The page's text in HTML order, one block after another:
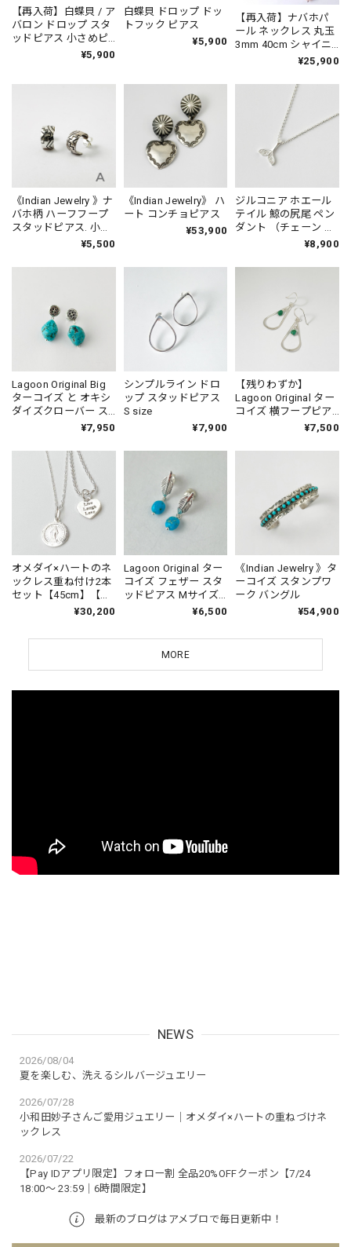
最新のブログはアメブロで毎日更新中！
NEWS
2026/08/04
夏を楽しむ、洗えるシルバージュエリー
2026/07/28
小和田妙子さんご愛用ジュエリー｜オメダイ×ハートの重ねづけネ
ックレス
2026/07/22
【Pay IDアプリ限定】フォロー割 全品20%OFFクーポン【7/24
18:00～ 23:59│6時間限定】
【再入荷】白蝶貝 / ア
バロン ドロップ スタ
ッドピアス 小さめピ
アス プチピアス¥5,900
白蝶貝 ドロップ ドッ
トフック ピアス
¥5,900
【再入荷】ナバホパ
ール ネックレス 丸玉
3mm 40cm シャイニ
ー《Indian Jewelry》
¥25,900
《Indian Jewelry 》ナ
バホ柄 ハーフフープ
スタッドピアス. 小さ
めピアス プチピアス
¥5,500
《Indian Jewelry》 ハ
ート コンチョピアス
¥53,900
ジルコニア ホエール
テイル 鯨の尻尾 ペン
ダント （チェーン オ
プション） 鯨 クジラ
¥8,900
Lagoon Original Big
ターコイズ と オキシ
ダイズクローバー ス
¥7,950
シンプルライン ドロ
ップ スタッドピアス
S size
¥7,900
【残りわずか】
Lagoon Original ター
コイズ 横フープピア
¥7,500
オメダイ×ハートのネ
ックレス重ね付け2本
セット【45cm】【リ
トルラグーン応援団
¥30,200
Lagoon Original ター
コイズ フェザー スタ
ッドピアス Mサイズ
¥6,500
《Indian Jewelry 》タ
ーコイズ スタンプワ
ーク バングル
¥54,900
MORE